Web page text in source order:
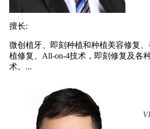
擅长:
微创植牙、即刻种植和种植美容修复
植修复、All-on-4技术，即刻修复及各
术。...